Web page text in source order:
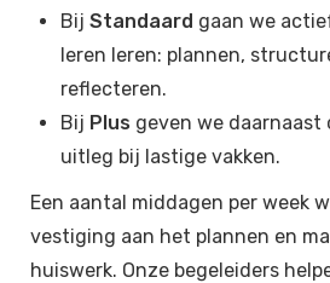
Bij Standaard gaan we
leren leren: plannen,
reflecteren.
Bij Plus geven we daarnaast
uitleg bij lastige vakken.
Een aantal middagen per week
vestiging aan het plannen en
huiswerk. Onze begeleiders